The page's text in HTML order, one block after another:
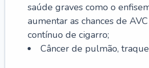
saúde graves como o
aumentar as chances de
contínuo de cigarro;
Câncer de pulmão,